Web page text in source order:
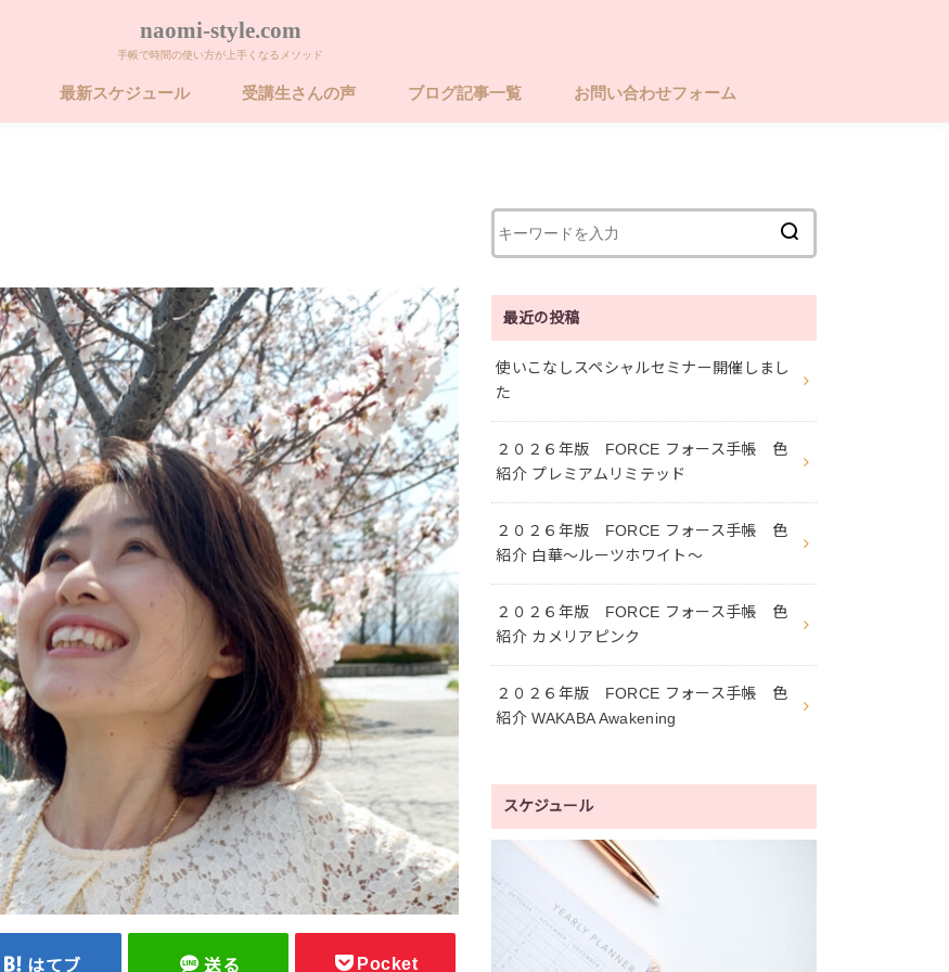
naomi-style.com
手帳で時間の使い方が上手くなるメソッド
最新スケジュール 受講生さんの声 ブログ記事一覧 お問い合わせフォーム
はてブ 送る Pocket
最近の投稿
使いこなしスペシャルセミナー開催しまし
た
２０２６年版 FORCE フォース手帳 色
紹介 プレミアムリミテッド
２０２６年版 FORCE フォース手帳 色
紹介 白華〜ルーツホワイト〜
２０２６年版 FORCE フォース手帳 色
紹介 カメリアピンク
２０２６年版 FORCE フォース手帳 色
紹介 WAKABA Awakening
スケジュール